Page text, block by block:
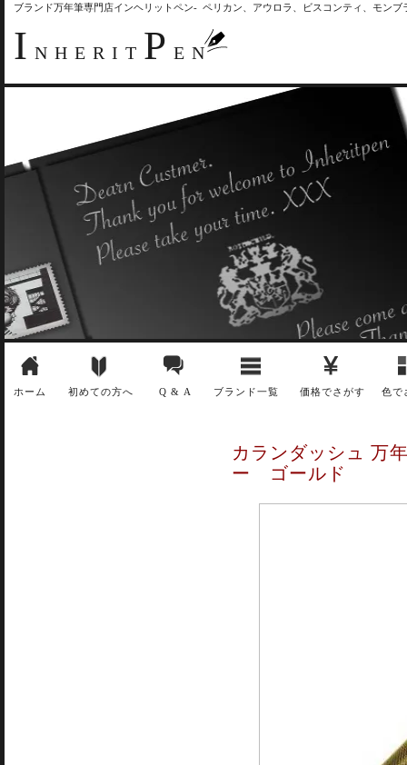
ブランド万年筆専門店インヘリットペン- ペリカン、アウロラ、ビスコンティ、モン
I NHERIT P EN
ホーム 初めての方へ Q & A ブランド一覧 価格でさがす 色で
カランダッシュ 万
ー ゴールド